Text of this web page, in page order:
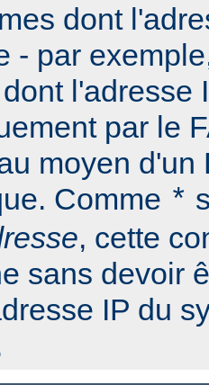
dont
- par
l'adresse
par le
moyen d'un
Comme *
, cette
sans devoir
IP du